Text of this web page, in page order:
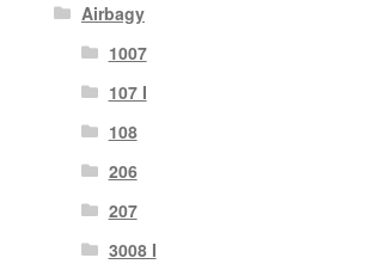
Airbagy
1007
107 I
108
206
207
3008 I